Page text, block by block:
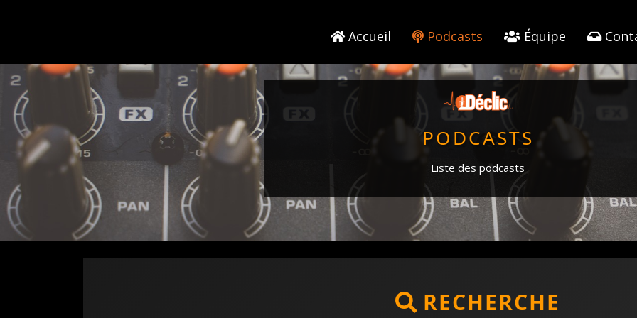
Accueil Podcasts Équipe
PODCASTS
Liste des podcasts
RECHERCHE